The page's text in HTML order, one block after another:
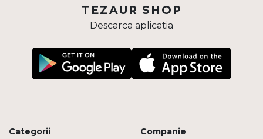
TEZAUR SHOP
Descarca aplicatia
Categorii Companie